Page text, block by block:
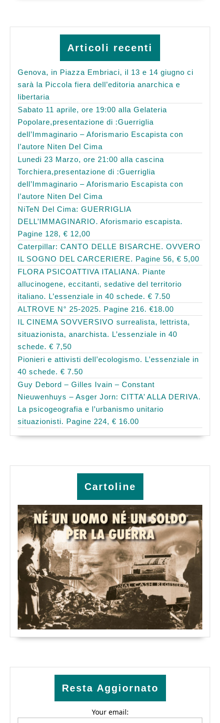
Articoli recenti
Genova, in Piazza Embriaci, il 13 e 14 giugno ci
sarà la Piccola fiera dell’editoria anarchica e
libertaria
Sabato 11 aprile, ore 19:00 alla Gelateria
Popolare,presentazione di :Guerriglia
dell’Immaginario – Aforismario Escapista con
l’autore Niten Del Cima
Lunedi 23 Marzo, ore 21:00 alla cascina
Torchiera,presentazione di :Guerriglia
dell’Immaginario – Aforismario Escapista con
l’autore Niten Del Cima
NiTeN Del Cima: GUERRIGLIA
DELL’IMMAGINARIO. Aforismario escapista.
Pagine 128, € 12,00
Caterpillar: CANTO DELLE BISARCHE. OVVERO
IL SOGNO DEL CARCERIERE. Pagine 56, € 5,00
FLORA PSICOATTIVA ITALIANA. Piante
allucinogene, eccitanti, sedative del territorio
italiano. L’essenziale in 40 schede. € 7.50
ALTROVE N° 25-2025. Pagine 216. €18.00
IL CINEMA SOVVERSIVO surrealista, lettrista,
situazionista, anarchista. L’essenziale in 40
schede. € 7,50
Pionieri e attivisti dell’ecologismo. L’essenziale in
40 schede. € 7.50
Guy Debord – Gilles Ivain – Constant
Nieuwenhuys – Asger Jorn: CITTA’ ALLA DERIVA.
La psicogeografia e l’urbanismo unitario
situazionisti. Pagine 224, € 16.00
Cartoline
Resta Aggiornato
Your email: